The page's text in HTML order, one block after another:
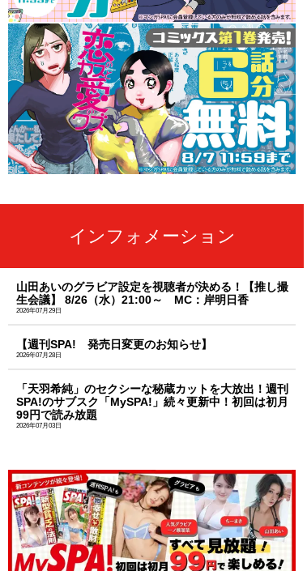
インフォメーション
山田あいのグラビア設定を視聴者が決める！【推し撮
生会議】 8/26（水）21:00～ MC：岸明日香
2026年07月29日
【週刊SPA! 発売日変更のお知らせ】
2026年07月28日
「天羽希純」のセクシーな秘蔵カットを大放出！週刊
SPA!のサブスク「MySPA!」続々更新中！初回は初月
99円で読み放題
2026年07月03日